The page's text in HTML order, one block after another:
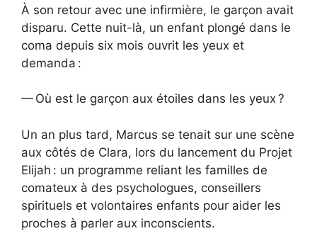
À son retour avec une infirmière, le garçon avait
disparu. Cette nuit-là, un enfant plongé dans le
coma depuis six mois ouvrit les yeux et
demanda :
— Où est le garçon aux étoiles dans les yeux ?
Un an plus tard, Marcus se tenait sur une scène
aux côtés de Clara, lors du lancement du Projet
Elijah : un programme reliant les familles de
comateux à des psychologues, conseillers
spirituels et volontaires enfants pour aider les
proches à parler aux inconscients.